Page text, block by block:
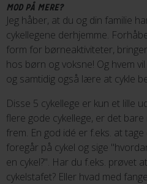
MOD PÅ MERE?
Jeg håber, at du og din familie
cykellegene derhjemme.
form for børneaktiviteter,
hos børn og voksne! Og hvem
og samtidig også lære at cykle
Disse 5 cykellege er kun et lille
flere gode cykellege, er det
frem. En god idé er f.eks. at
foregår på cykel og sige
en cykel?". Har du f.eks. prøvet
cykelstafet? Eller hvad med